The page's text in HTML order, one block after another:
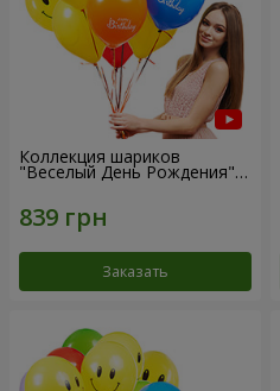
Коллекция шариков
"Веселый День Рождения" -
7 шариков
Заказать